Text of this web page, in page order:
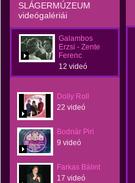
SLÁGERMÚZEUM
videógalériái
Galambos
Erzsi - Zente
Ferenc
12 videó
Dolly Roll
22 videó
Bodnár Piri
9 videó
Farkas Bálint
17 videó